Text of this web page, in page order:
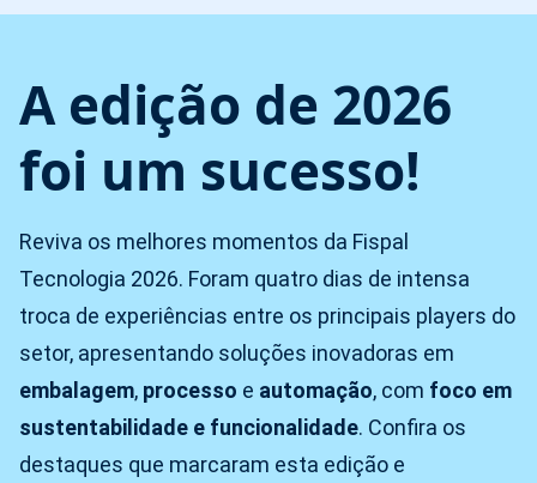
A edição de 2026
foi um sucesso!
Reviva os melhores momentos da Fispal
Tecnologia 2026. Foram quatro dias de intensa
troca de experiências entre os principais players do
setor, apresentando soluções inovadoras em
embalagem, processo e automação, com foco em
sustentabilidade e funcionalidade. Confira os
destaques que marcaram esta edição e